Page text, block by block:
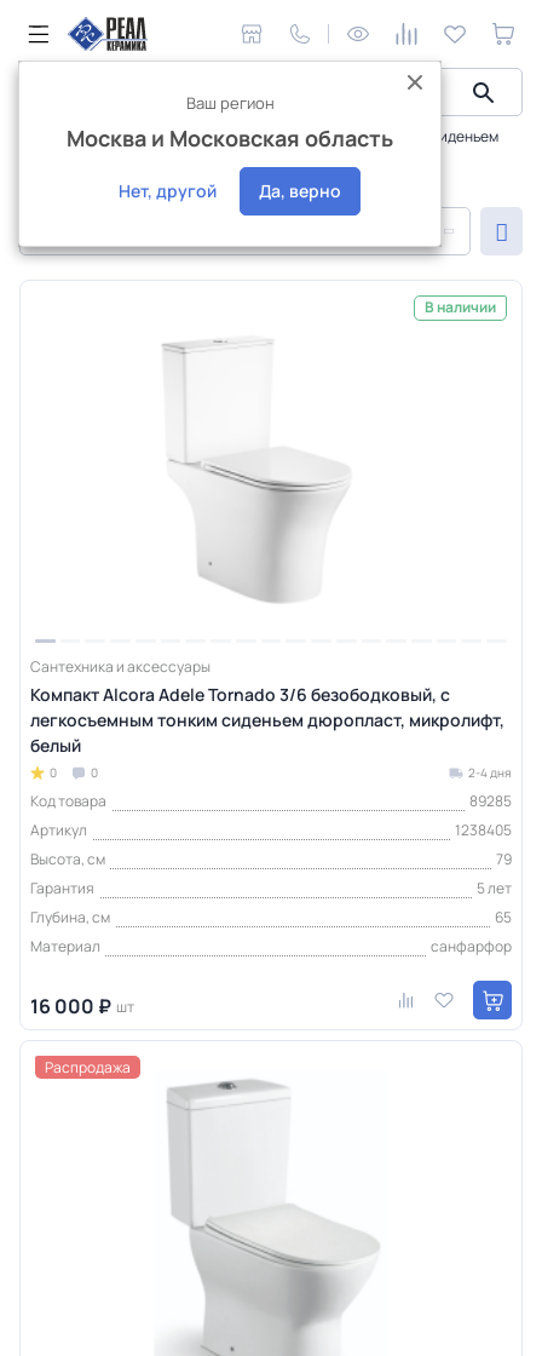
Сантехника и аксессуары Унитазы, компакты С сиденьем
Унитаз с сиденьем
В наличии
Сантехника и аксессуары
Компакт Alcora Adele Tornado 3/6 безободковый, с
легкосъемным тонким сиденьем дюропласт, микролифт,
белый
0 0 2-4 дня
Код товара
89285
Артикул
1238405
Высота, см
79
Гарантия
5 лет
Глубина, см
65
Материал
санфарфор
16 000 ₽ шт
Распродажа
Ваш регион
Москва и Московская область
Нет, другой Да, верно